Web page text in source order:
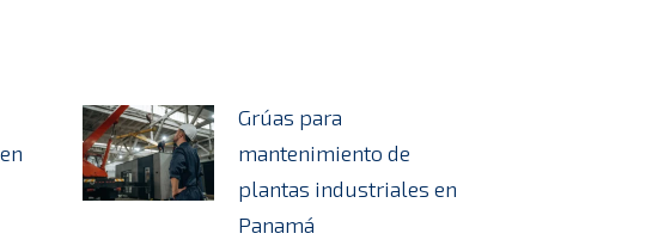
Grúas para
mantenimiento de
plantas industriales en
Panamá